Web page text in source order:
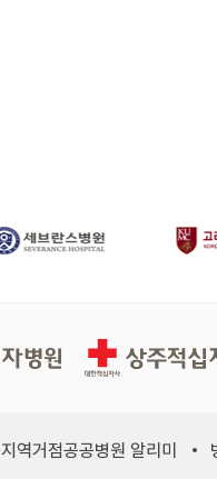
상주적십자병원
지역거점공공병원 알리미